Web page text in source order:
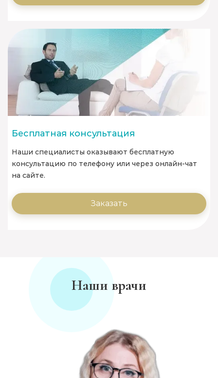
Бесплатная консультация
Наши специалисты оказывают бесплатную
консультацию по телефону или через онлайн-чат
на сайте.
Заказать
Наши врачи